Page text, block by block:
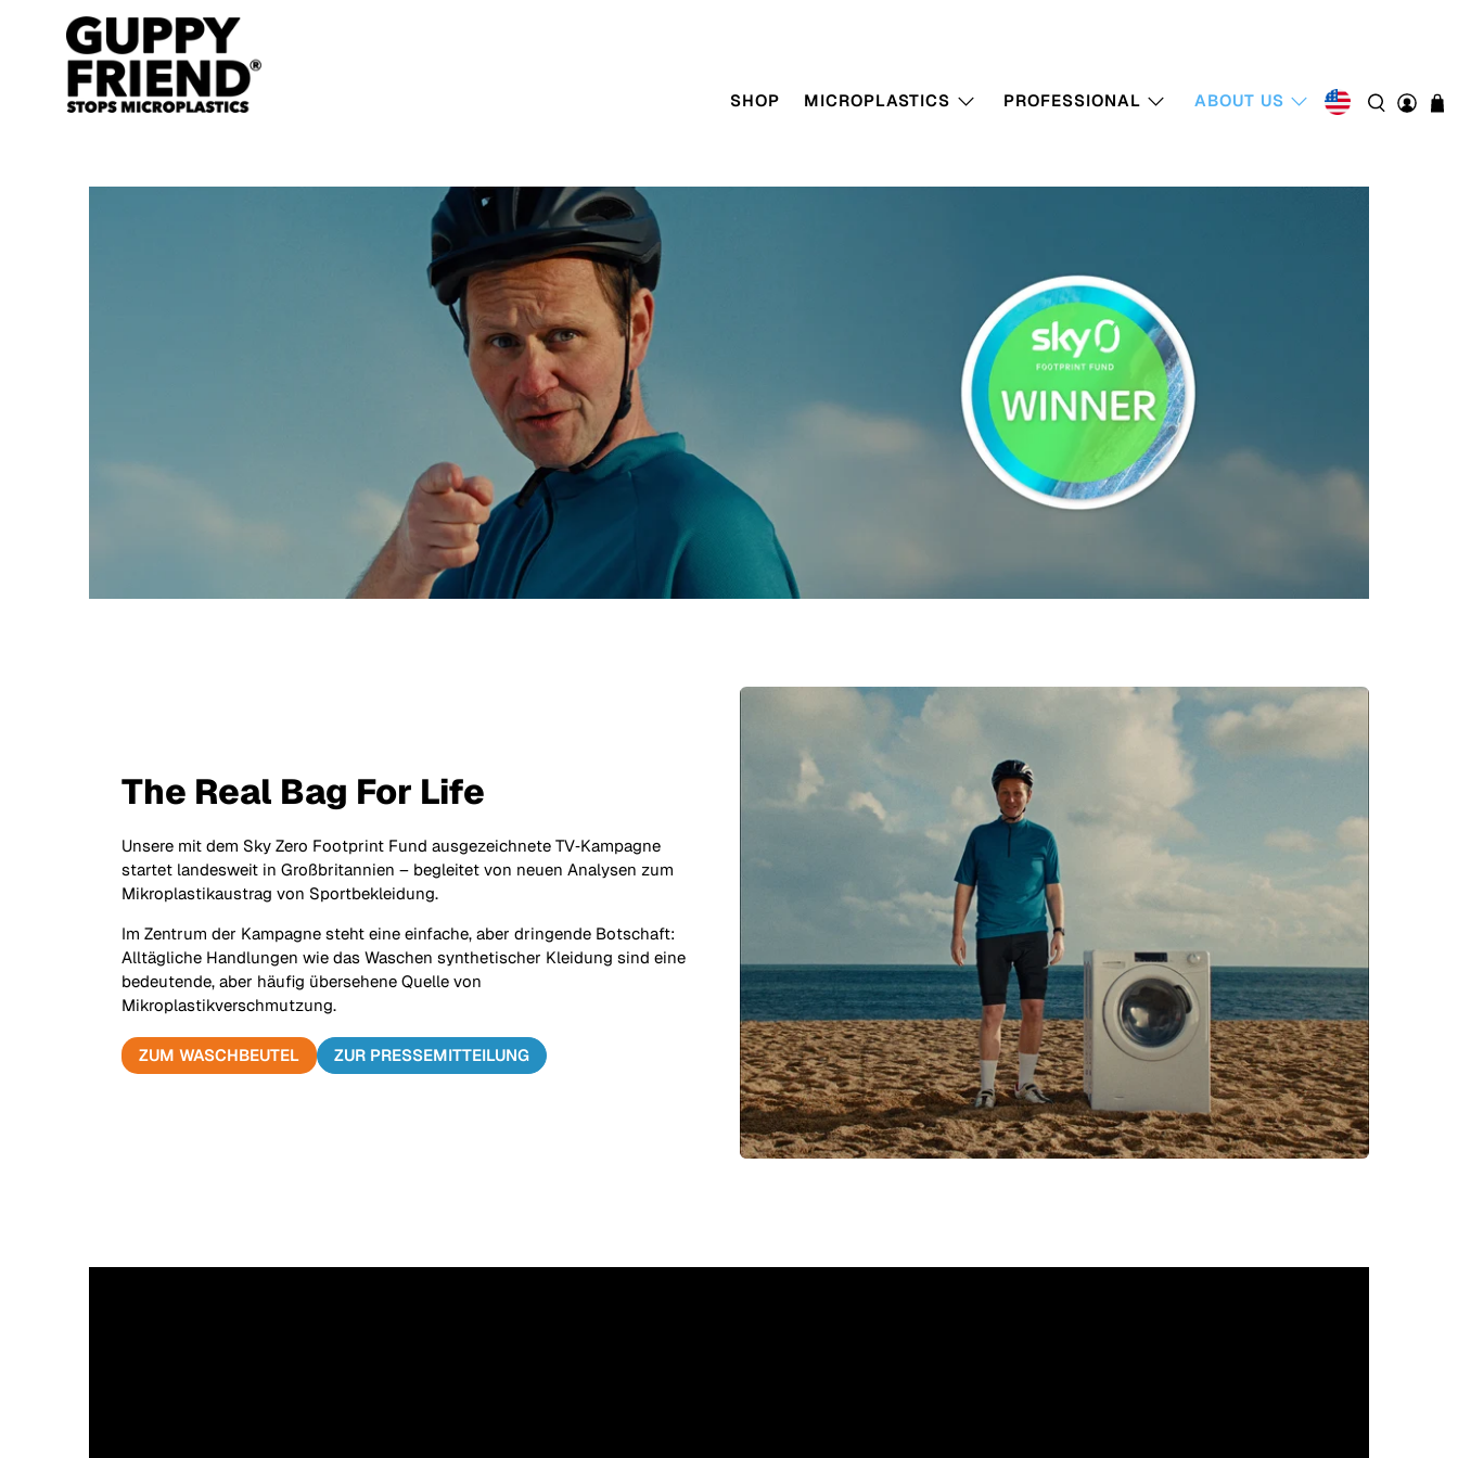
SHOP MICROPLASTICS PROFESSIONAL ABOUT US
The Real Bag For Life
Unsere mit dem Sky Zero Footprint Fund ausgezeichnete TV‑Kampagne
startet landesweit in Großbritannien – begleitet von neuen Analysen zum
Mikroplastikaustrag von Sportbekleidung.
Im Zentrum der Kampagne steht eine einfache, aber dringende Botschaft:
Alltägliche Handlungen wie das Waschen synthetischer Kleidung sind eine
bedeutende, aber häufig übersehene Quelle von
Mikroplastikverschmutzung.
ZUM WASCHBEUTEL ZUR PRESSEMITTEILUNG